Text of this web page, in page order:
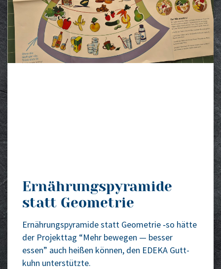
Ernährungspyramide
statt Geometrie
Ernäh­rungs­py­ra­mi­de statt Geo­me­trie ‑so hät­te
der Pro­jekt­tag “Mehr bewe­gen — bes­ser
essen” auch hei­ßen kön­nen, den EDEKA Gutt­
kuhn unter­stütz­te.